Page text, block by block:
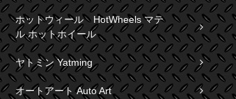
ホットウィール HotWheels マテ
ル ホットホイール
ヤトミン Yatming
オートアート Auto Art